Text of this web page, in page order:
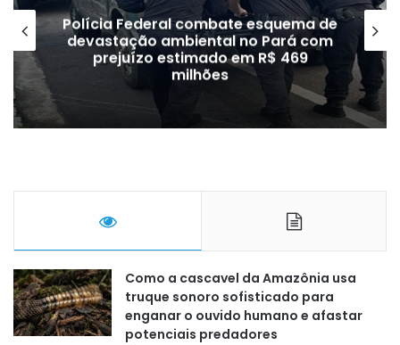
de
Pará com
469
BRASIL
STF retoma julgamento
de azar nesta quinta-feira;
Como a cascavel da Amazônia usa
truque sonoro sofisticado para
enganar o ouvido humano e afastar
potenciais predadores